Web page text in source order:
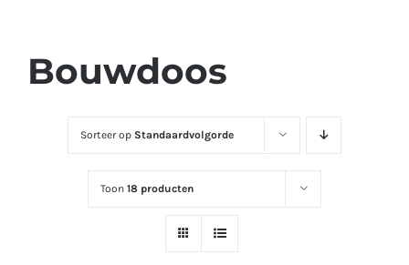
Bouwdoos
Sorteer op Standaardvolgorde
Toon18 producten